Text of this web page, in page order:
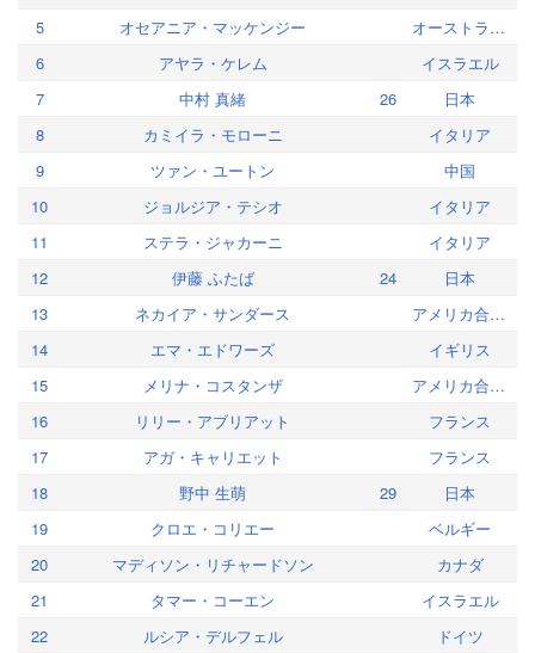
5
オセアニア・マッケンジー
オーストラリア
6
アヤラ・ケレム
イスラエル
7
中村 真緒 26
日本
8
カミイラ・モローニ
イタリア
9
ツァン・ユートン
中国
10
ジョルジア・テシオ
イタリア
11
ステラ・ジャカーニ
イタリア
12
伊藤 ふたば 24
日本
13
ネカイア・サンダース
アメリカ合衆国
14
エマ・エドワーズ
イギリス
15
メリナ・コスタンザ
アメリカ合衆国
16
リリー・アブリアット
フランス
17
アガ・キャリエット
フランス
18
野中 生萌 29
日本
19
クロエ・コリエー
ベルギー
20
マディソン・リチャードソン
カナダ
21
タマー・コーエン
イスラエル
22
ルシア・デルフェル
ドイツ